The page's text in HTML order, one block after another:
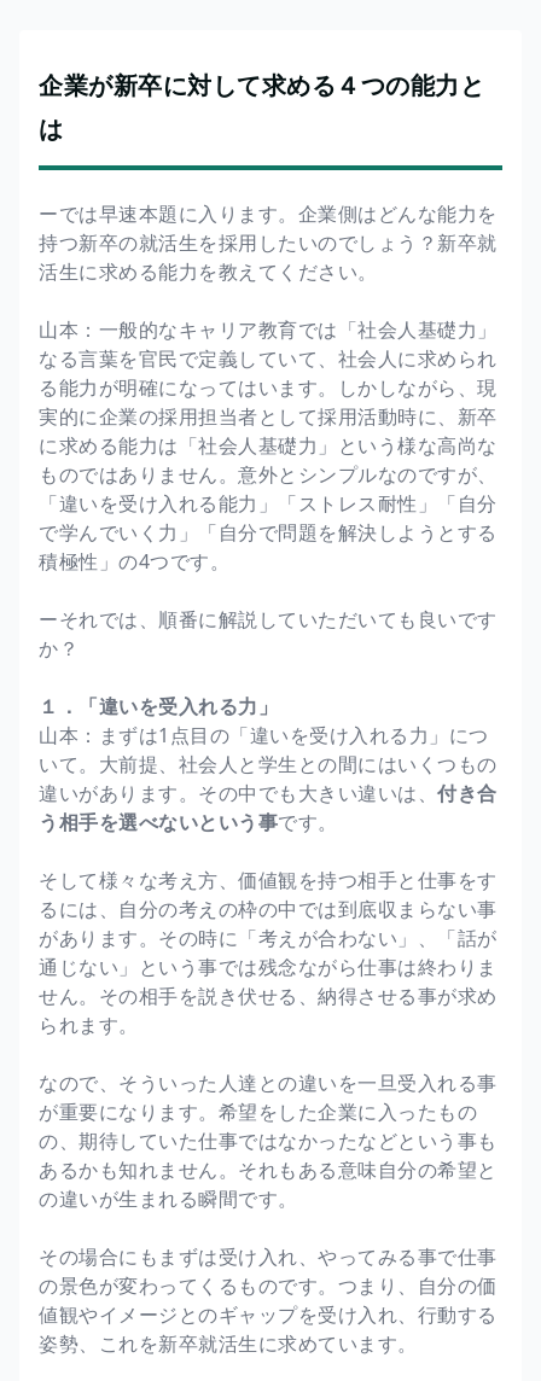
企業が新卒に対して求める４つの能力と
は
ーでは早速本題に入ります。企業側はどんな能力を
持つ新卒の就活生を採用したいのでしょう？新卒就
活生に求める能力を教えてください。
山本：一般的なキャリア教育では「社会人基礎力」
なる言葉を官民で定義していて、社会人に求められ
る能力が明確になってはいます。しかしながら、現
実的に企業の採用担当者として採用活動時に、新卒
に求める能力は「社会人基礎力」という様な高尚な
ものではありません。意外とシンプルなのですが、
「違いを受け入れる能力」「ストレス耐性」「自分
で学んでいく力」「自分で問題を解決しようとする
積極性」の4つです。
ーそれでは、順番に解説していただいても良いです
か？
１．「違いを受入れる力」
山本：まずは1点目の「違いを受け入れる力」につ
いて。大前提、社会人と学生との間にはいくつもの
違いがあります。その中でも大きい違いは、 付き合
う相手を選べないという事です。
そして様々な考え方、価値観を持つ相手と仕事をす
るには、自分の考えの枠の中では到底収まらない事
があります。その時に「考えが合わない」、「話が
通じない」という事では残念ながら仕事は終わりま
せん。その相手を説き伏せる、納得させる事が求め
られます。
なので、そういった人達との違いを一旦受入れる事
が重要になります。希望をした企業に入ったもの
の、期待していた仕事ではなかったなどという事も
あるかも知れません。それもある意味自分の希望と
の違いが生まれる瞬間です。
その場合にもまずは受け入れ、やってみる事で仕事
の景色が変わってくるものです。つまり、自分の価
値観やイメージとのギャップを受け入れ、行動する
姿勢、これを新卒就活生に求めています。